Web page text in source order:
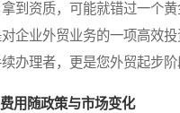
到资质，可能就错过一个
企业外贸业务的一项高效
办理者，更是您外贸起步阶
用随政策与市场变化